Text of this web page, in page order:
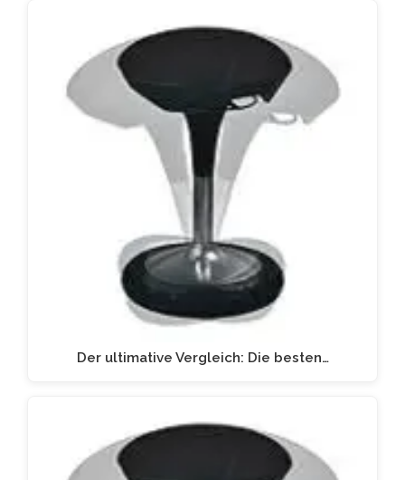
Der ultimative Vergleich: Die besten…